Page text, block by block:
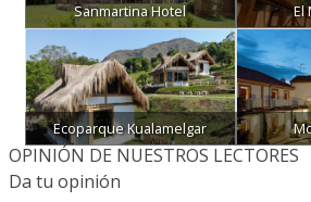
Sanmartina Hotel El
Ecoparque Kualamelgar
OPINIÓN DE NUESTROS LECTORES
Da tu opinión